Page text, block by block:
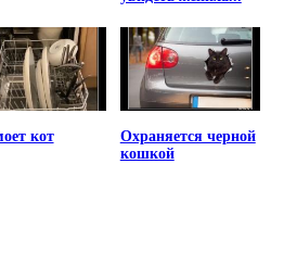
кот
Охраняется черной
кошкой